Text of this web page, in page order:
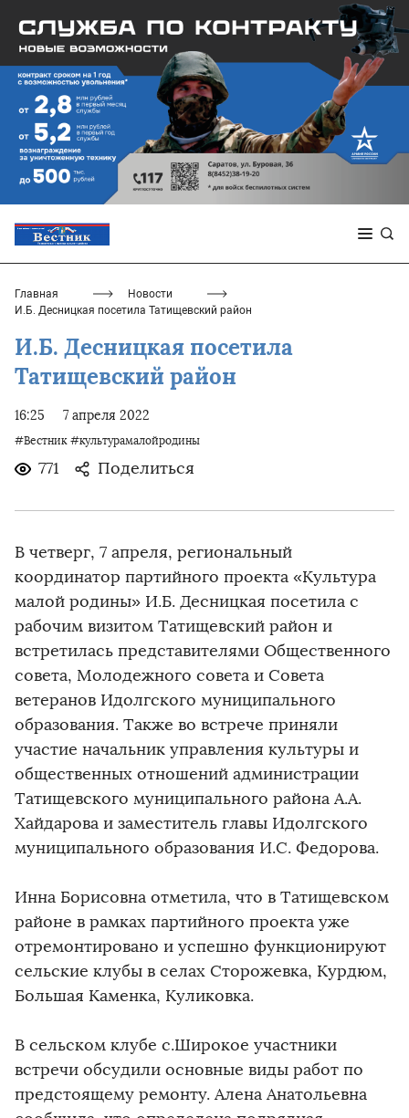
Главная
Новости
И.Б. Десницкая посетила Татищевский район
И.Б. Десницкая посетила
Татищевский район
16:25 7 апреля 2022
#Вестник #культурамалойродины
771 Поделиться
В четверг, 7 апреля, региональный
координатор партийного проекта «Культура
малой родины» И.Б. Десницкая посетила с
рабочим визитом Татищевский район и
встретилась представителями Общественного
совета, Молодежного совета и Совета
ветеранов Идолгского муниципального
образования. Также во встрече приняли
участие начальник управления культуры и
общественных отношений администрации
Татищевского муниципального района А.А.
Хайдарова и заместитель главы Идолгского
муниципального образования И.С. Федорова.
Инна Борисовна отметила, что в Татищевском
районе в рамках партийного проекта уже
отремонтировано и успешно функционируют
сельские клубы в селах Сторожевка, Курдюм,
Большая Каменка, Куликовка.
В сельском клубе с.Широкое участники
встречи обсудили основные виды работ по
предстоящему ремонту. Алена Анатольевна